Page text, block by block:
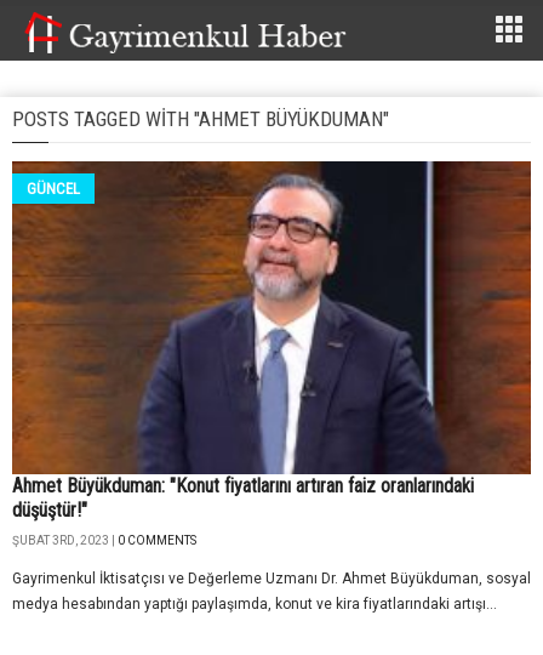
POSTS TAGGED WITH "AHMET BÜYÜKDUMAN"
GÜNCEL
Ahmet Büyükduman: "Konut fiyatlarını artıran faiz oranlarındaki
düşüştür!"
ŞUBAT 3RD, 2023 | 0 COMMENTS
Gayrimenkul İktisatçısı ve Değerleme Uzmanı Dr. Ahmet Büyükduman, sosyal
medya hesabından yaptığı paylaşımda, konut ve kira fiyatlarındaki artışı...